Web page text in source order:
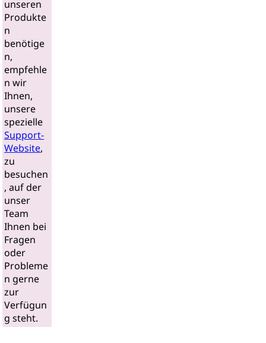
unseren
Produkte
n
benötige
n,
empfehle
n wir
Ihnen,
unsere
spezielle
Support-
Website,
zu
besuchen
, auf der
unser
Team
Ihnen bei
Fragen
oder
Probleme
n gerne
zur
Verfügun
g steht.